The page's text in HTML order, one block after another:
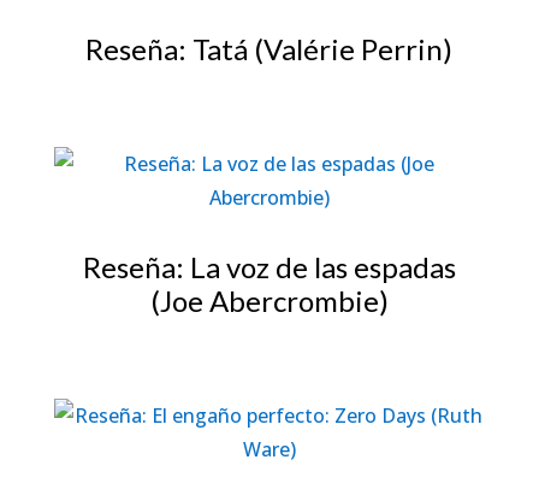
Reseña: Tatá (Valérie Perrin)
Reseña: La voz de las espadas
(Joe Abercrombie)